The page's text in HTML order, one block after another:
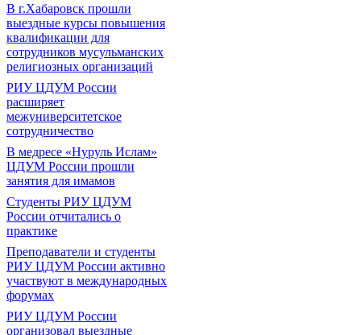
В г.Хабаровск прошли
выездные курсы повышения
квалификации для
сотрудников мусульманских
религиозных организаций
РИУ ЦДУМ России
расширяет
межуниверситетское
сотрудничество
В медресе «Нуруль Ислам»
ЦДУМ России прошли
занятия для имамов
Студенты РИУ ЦДУМ
России отчитались о
практике
Преподаватели и студенты
РИУ ЦДУМ России активно
участвуют в международных
форумах
РИУ ЦДУМ России
организовал выездные